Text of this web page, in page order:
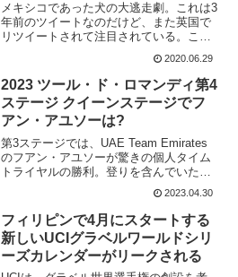
メキシコであった犬の大逃走劇。これは3
年前のツイートなのだけど、また英国で
リツイートされて注目されている。この
映像は、犬が飼い主から逃げるのを見た
サイクリストがメキシコシティで最もに
ぎやかな道路の1つである
AvenidaRevolución...
2020.06.29
2023 ツール・ド・ロマンディ第4
ステージ クイーンステージでフ
アン・アユソーは?
第3ステージでは、UAE Team Emirates
のフアン・アユソーが驚きの個人タイム
トライヤルの勝利。登りを含んでいたこ
ともあるけれど、下りで猛烈に飛ばした
のだろう。結構コーナーも連続していて
テクニカルだったのだけど、この20歳の
若者の...
2023.04.30
フィリピンで4月にスタートする
新しいUCIグラベルワールドシリ
ーズカレンダーがリークされる